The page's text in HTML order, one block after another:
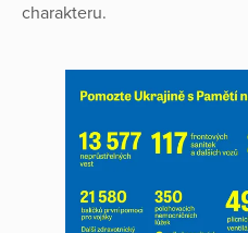
charakteru.